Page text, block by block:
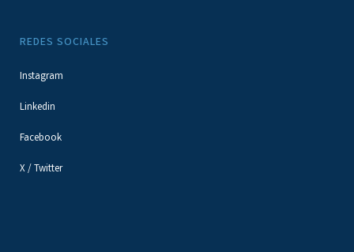
REDES SOCIALES
Instagram
Linkedin
Facebook
X / Twitter